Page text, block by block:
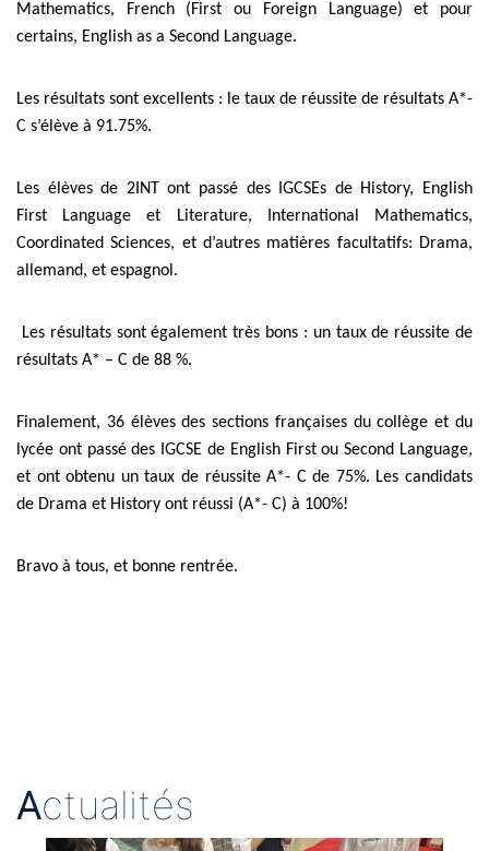
Mathematics, French (First ou Foreign Language) et pour
certains, English as a Second Language.
Les résultats sont excellents : le taux de réussite de résultats A*-
C s’élève à 91.75%.
Les élèves de 2INT ont passé des IGCSEs de History, English
First Language et Literature, International Mathematics,
Coordinated Sciences, et d’autres matières facultatifs: Drama,
allemand, et espagnol.
Les résultats sont également très bons : un taux de réussite de
résultats A* – C de 88 %.
Finalement, 36 élèves des sections françaises du collège et du
lycée ont passé des IGCSE de English First ou Second Language,
et ont obtenu un taux de réussite A*- C de 75%. Les candidats
de Drama et History ont réussi (A*- C) à 100%!
Bravo à tous, et bonne rentrée.
Actualités